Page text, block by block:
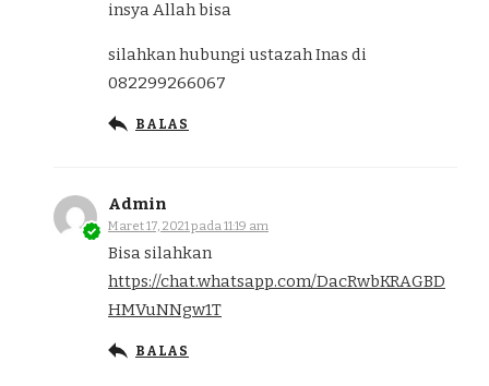
insya Allah bisa
silahkan hubungi ustazah Inas di
082299266067
BALAS
Admin
Maret 17, 2021 pada 11:19 am
Bisa silahkan
https://chat.whatsapp.com/DacRwbKRAGBD
HMVuNNgw1T
BALAS